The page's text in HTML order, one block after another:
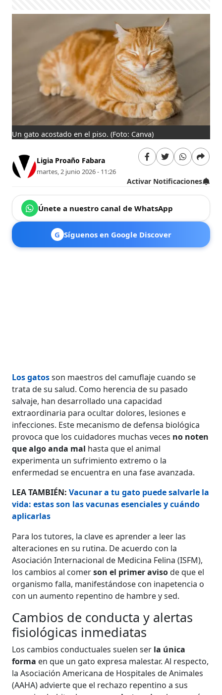
Un gato acostado en el piso. (Foto: Canva)
Ligia Proaño Fabara
martes, 2 junio 2026 - 11:26
Activar Notificaciones
Únete a nuestro canal de WhatsApp
G Síguenos en Google Discover
Los gatosson maestros del camuflaje cuando se
trata de su salud. Como herencia de su pasado
salvaje, han desarrollado una capacidad
extraordinaria para ocultar dolores, lesiones e
infecciones. Este mecanismo de defensa biológica
provoca que los cuidadores muchas veces no noten
que algo anda mal hasta que el animal
experimenta un sufrimiento extremo o la
enfermedad se encuentra en una fase avanzada.
LEA TAMBIÉN:Vacunar a tu gato puede salvarle la
vida: estas son las vacunas esenciales y cuándo
aplicarlas
Para los tutores, la clave es aprender a leer las
alteraciones en su rutina. De acuerdo con la
Asociación Internacional de Medicina Felina (ISFM),
los cambios al comerson el primer avisode que el
organismo falla, manifestándose con inapetencia o
con un aumento repentino de hambre y sed.
Cambios de conducta y alertas
fisiológicas inmediatas
Los cambios conductuales suelen ser la única
forma en que un gato expresa malestar. Al respecto,
la Asociación Americana de Hospitales de Animales
(AAHA) advierte que el rechazo repentino a sus